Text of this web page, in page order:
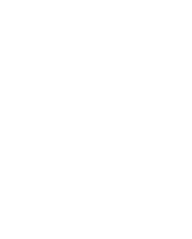
ーの自作ソフト＆